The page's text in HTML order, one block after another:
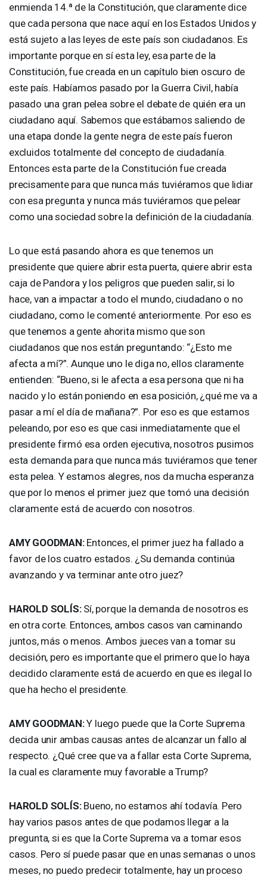
enmienda 14.ª de la Constitución, que claramente dice
que cada persona que nace aquí en los Estados Unidos y
está sujeto a las leyes de este país son ciudadanos. Es
importante porque en sí esta ley, esa parte de la
Constitución, fue creada en un capítulo bien oscuro de
este país. Habíamos pasado por la Guerra Civil, había
pasado una gran pelea sobre el debate de quién era un
ciudadano aquí. Sabemos que estábamos saliendo de
una etapa donde la gente negra de este país fueron
excluidos totalmente del concepto de ciudadanía.
Entonces esta parte de la Constitución fue creada
precisamente para que nunca más tuviéramos que lidiar
con esa pregunta y nunca más tuviéramos que pelear
como una sociedad sobre la definición de la ciudadanía.
Lo que está pasando ahora es que tenemos un
presidente que quiere abrir esta puerta, quiere abrir esta
caja de Pandora y los peligros que pueden salir, si lo
hace, van a impactar a todo el mundo, ciudadano o no
ciudadano, como le comenté anteriormente. Por eso es
que tenemos a gente ahorita mismo que son
ciudadanos que nos están preguntando: “¿Esto me
afecta a mí?”. Aunque uno le diga no, ellos claramente
entienden: “Bueno, si le afecta a esa persona que ni ha
nacido y lo están poniendo en esa posición, ¿qué me va a
pasar a mí el día de mañana?”. Por eso es que estamos
peleando, por eso es que casi inmediatamente que el
presidente firmó esa orden ejecutiva, nosotros pusimos
esta demanda para que nunca más tuviéramos que tener
esta pelea. Y estamos alegres, nos da mucha esperanza
que por lo menos el primer juez que tomó una decisión
claramente está de acuerdo con nosotros.
AMY GOODMAN:Entonces, el primer juez ha fallado a
favor de los cuatro estados. ¿Su demanda continúa
avanzando y va terminar ante otro juez?
HAROLD SOLÍS:Sí, porque la demanda de nosotros es
en otra corte. Entonces, ambos casos van caminando
juntos, más o menos. Ambos jueces van a tomar su
decisión, pero es importante que el primero que lo haya
decidido claramente está de acuerdo en que es ilegal lo
que ha hecho el presidente.
AMY GOODMAN:Y luego puede que la Corte Suprema
decida unir ambas causas antes de alcanzar un fallo al
respecto. ¿Qué cree que va a fallar esta Corte Suprema,
la cual es claramente muy favorable a Trump?
HAROLD SOLÍS:Bueno, no estamos ahí todavía. Pero
hay varios pasos antes de que podamos llegar a la
pregunta, si es que la Corte Suprema va a tomar esos
casos. Pero sí puede pasar que en unas semanas o unos
meses, no puedo predecir totalmente, hay un proceso